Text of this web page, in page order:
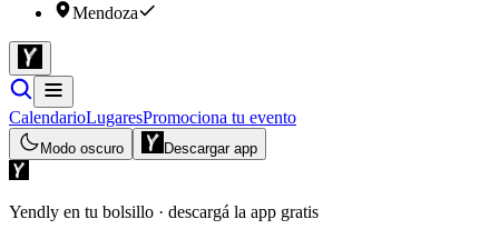
Mendoza
CalendarioLugaresPromociona tu evento
Modo oscuro Descargar app
Yendly en tu bolsillo · descargá la app gratis